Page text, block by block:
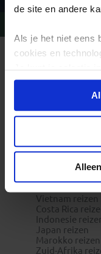
de site en andere
Als je het niet eens
cookies en
Je kunt je selectie
onder aan de
toekomst wijzigen.
REIZEN MET
Waarom
Bestemmingen
Veelgestelde
Groepsreizen
Festivalreizen
Familiereizen
Vietnam reizen
Costa Rica
Indonesie
Japan reizen
Marokko reizen
Zuid-Afrika